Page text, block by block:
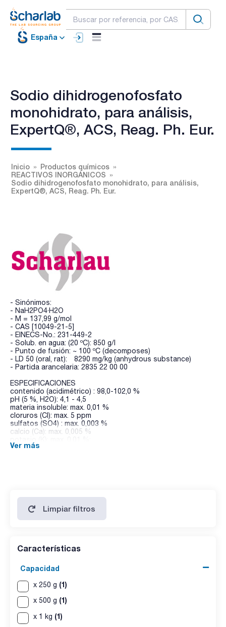
España
Sodio dihidrogenofosfato
monohidrato, para análisis,
ExpertQ®, ACS, Reag. Ph. Eur.
Inicio
Productos químicos
REACTIVOS INORGÁNICOS
Sodio dihidrogenofosfato monohidrato, para análisis,
ExpertQ®, ACS, Reag. Ph. Eur.
- Sinónimos:
- NaH2PO4·H2O
- M = 137,99 g/mol
- CAS [10049-21-5]
- EINECS-No.: 231-449-2
- Solub. en agua: (20 ºC): 850 g/l
- Punto de fusión: ~ 100 ºC (decomposes)
- LD 50 (oral, rat): 8290 mg/kg (anhydrous substance)
- Partida arancelaria: 2835 22 00 00
ESPECIFICACIONES
contenido (acidimétrico) : 98,0-102,0 %
pH (5 %, H2O): 4,1 - 4,5
materia insoluble: max. 0,01 %
cloruros (Cl): max. 5 ppm
sulfatos (SO4) : max. 0,003 %
calcio (Ca): max. 0,005 %
metales pesados: max. 0,001 %
Ver más
Limpiar filtros
Características
Capacidad
x 250 g (1)
x 500 g (1)
x 1 kg (1)